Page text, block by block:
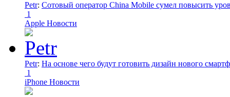
Petr: Сотовый оператор China Mobile сумел повысить
1
Apple Новости
Petr: На основе чего будут готовить дизайн нового
1
iPhone Новости